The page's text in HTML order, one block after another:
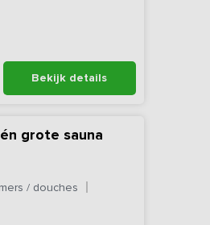
Bekijk details
grote sauna
/ douches